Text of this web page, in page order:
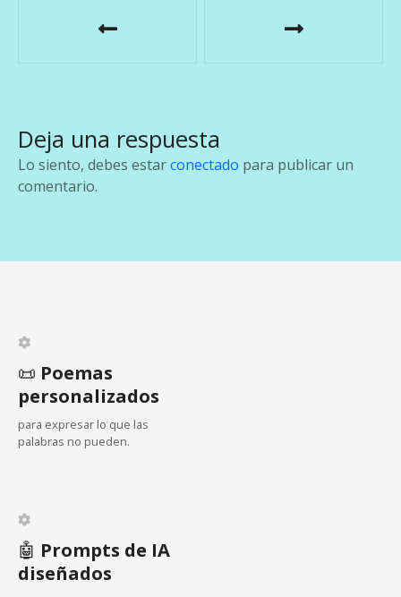
g
a
i
n
d
e
e
t
r
Deja una respuesta
Lo siento, debes estarconectado para publicar un
comentario.
📜 Poemas
personalizados
para expresar lo que las
palabras no pueden.
🤖 Prompts de IA
diseñados